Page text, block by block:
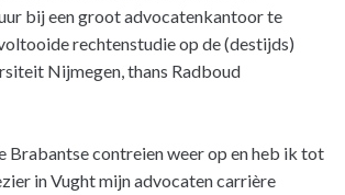
bij een groot advocatenkantoor te
rechtenstudie op de (destijds)
Nijmegen, thans Radboud
Brabantse contreien weer op en heb ik tot
in Vught mijn advocaten carrière